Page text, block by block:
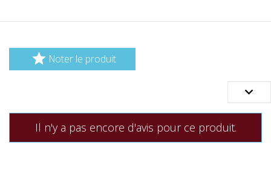
 Noter le produit

Il n'y a pas encore d'avis pour ce produit.